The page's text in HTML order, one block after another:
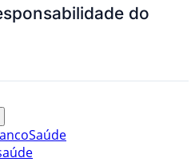
do
Saúde